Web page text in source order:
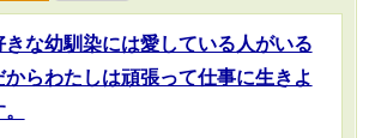
きな幼馴染には愛している人がいる
からわたしは頑張って仕事に生きよ